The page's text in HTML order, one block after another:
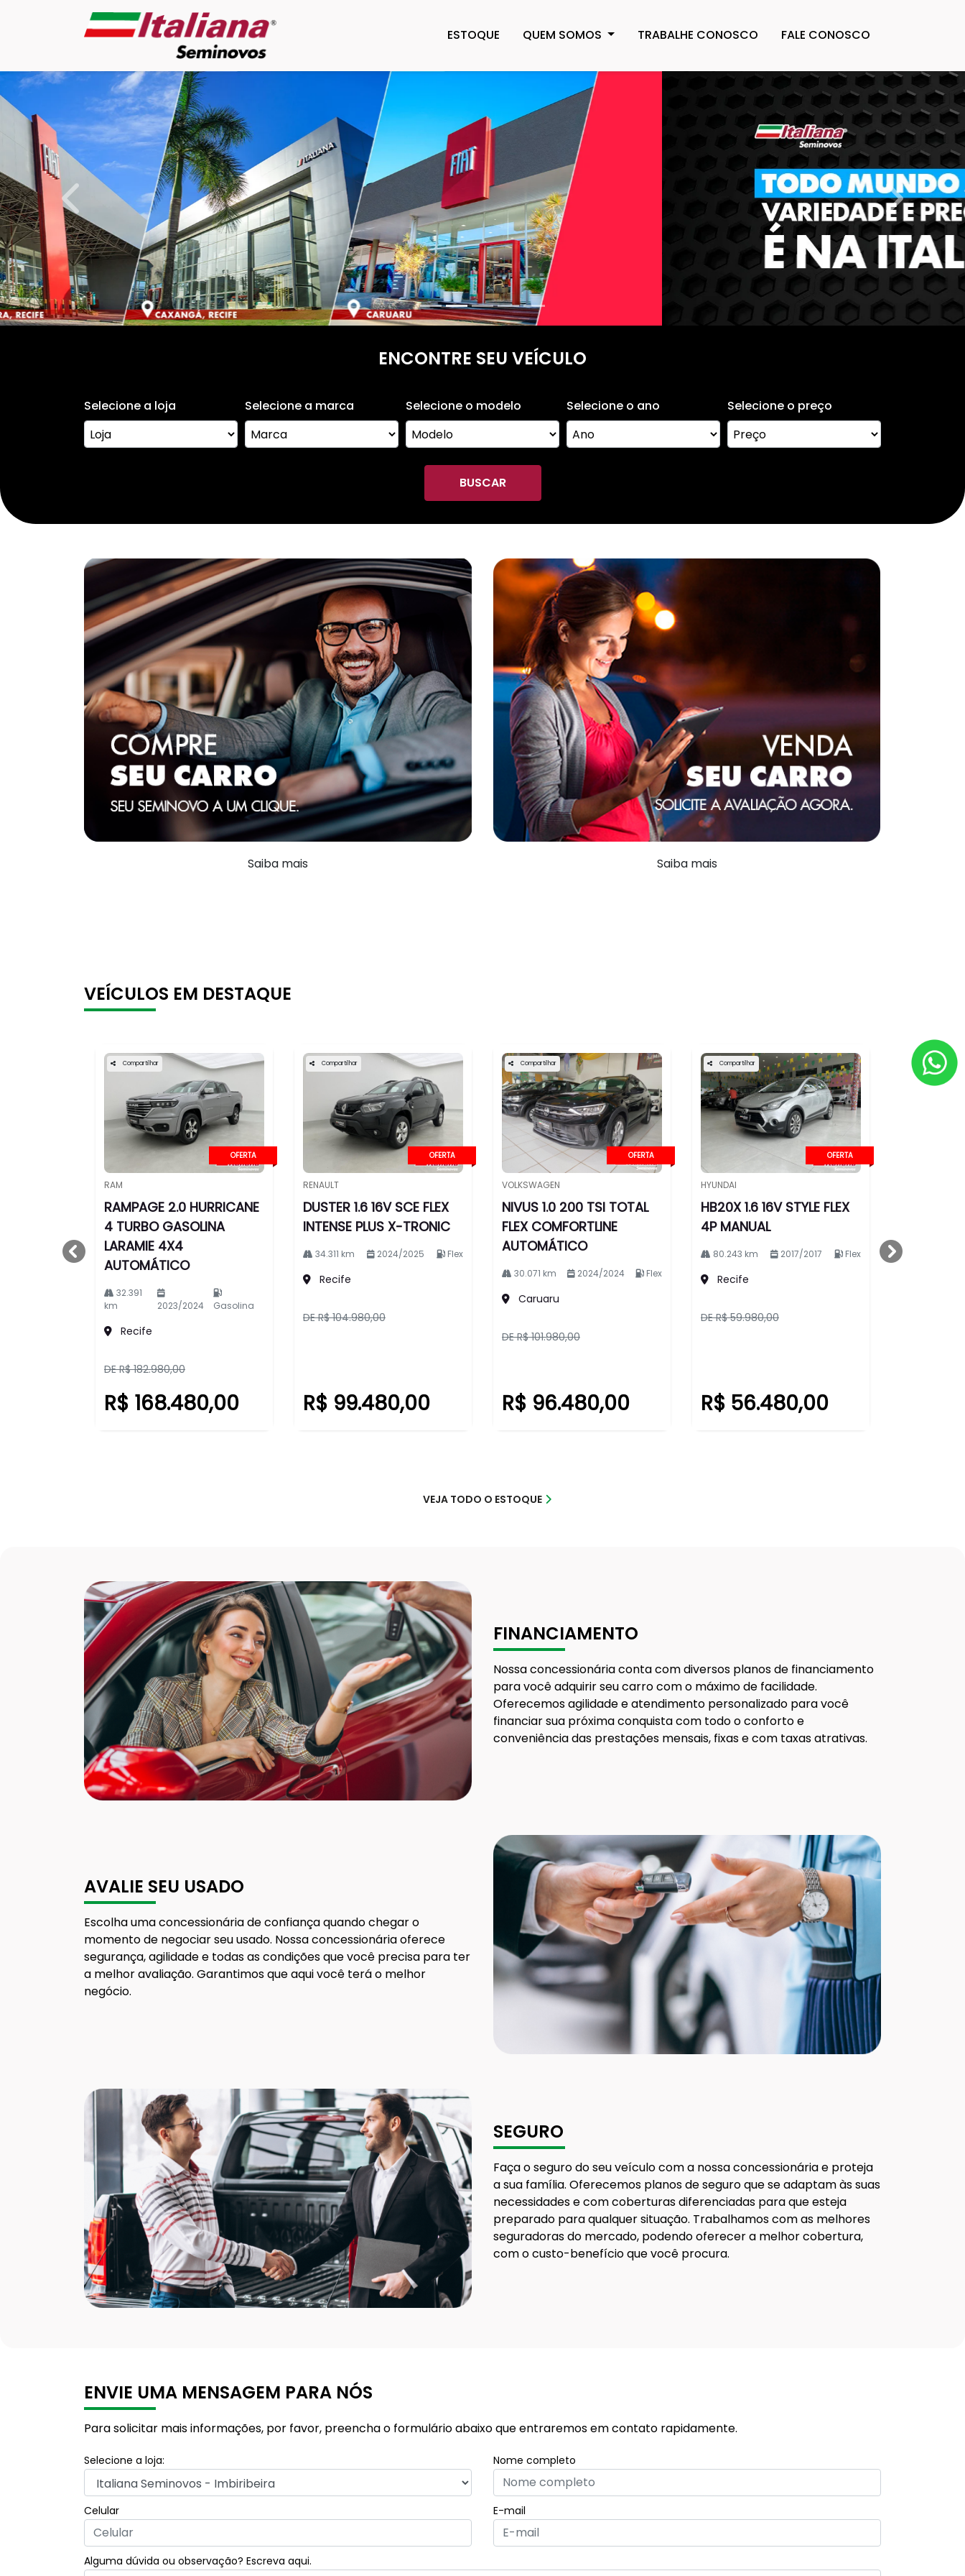
ESTOQUE QUEM SOMOS TRABALHE CONOSCO FALE CONOSCO
templates.template-01.components.carousel.texts.control_prev
ENCONTRE SEU VEÍCULO
Selecione a loja Selecione a marca Selecione o modelo Selecione o ano Selecione o preço
BUSCAR
Saiba mais Saiba mais
VEÍCULOS EM DESTAQUE
OFERTA
Compartilhar
RAM
RAMPAGE 2.0 HURRICANE
4 TURBO GASOLINA
LARAMIE 4X4
AUTOMÁTICO
32.391
km
2023/2024 Gasolina
Recife
DE R$ 182.980,00
R$ 168.480,00
OFERTA
Compartilhar
RENAULT
DUSTER 1.6 16V SCE FLEX
INTENSE PLUS X-TRONIC
34.311 km 2024/2025 Flex
Recife
DE R$ 104.980,00
R$ 99.480,00
OFERTA
Compartilhar
VOLKSWAGEN
NIVUS 1.0 200 TSI TOTAL
FLEX COMFORTLINE
AUTOMÁTICO
30.071 km 2024/2024 Flex
Caruaru
DE R$ 101.980,00
R$ 96.480,00
OFERTA
Compartilhar
HYUNDAI
HB20X 1.6 16V STYLE FLEX
4P MANUAL
80.243 km 2017/2017 Flex
Recife
DE R$ 59.980,00
R$ 56.480,00
templates.template-01.components.carousel.texts.control_prev
VEJA TODO O ESTOQUE
FINANCIAMENTO
Nossa concessionária conta com diversos planos de financiamento
para você adquirir seu carro com o máximo de facilidade.
Oferecemos agilidade e atendimento personalizado para você
financiar sua próxima conquista com todo o conforto e
conveniência das prestações mensais, fixas e com taxas atrativas.
AVALIE SEU USADO
Escolha uma concessionária de confiança quando chegar o
momento de negociar seu usado. Nossa concessionária oferece
segurança, agilidade e todas as condições que você precisa para ter
a melhor avaliação. Garantimos que aqui você terá o melhor
negócio.
SEGURO
Faça o seguro do seu veículo com a nossa concessionária e proteja
a sua família. Oferecemos planos de seguro que se adaptam às suas
necessidades e com coberturas diferenciadas para que esteja
preparado para qualquer situação. Trabalhamos com as melhores
seguradoras do mercado, podendo oferecer a melhor cobertura,
com o custo-benefício que você procura.
ENVIE UMA MENSAGEM PARA NÓS
Para solicitar mais informações, por favor, preencha o formulário abaixo que entraremos em contato rapidamente.
Selecione a loja: Nome completo
Celular E-mail
Alguma dúvida ou observação? Escreva aqui.